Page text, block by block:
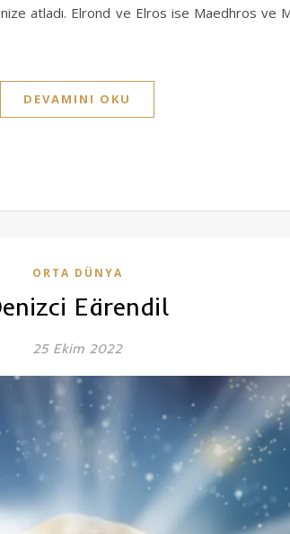
atladı. Elrond ve Elros ise Maedhros ve
DEVAMINI OKU
ORTA DÜNYA
Eärendil
25 Ekim 2022